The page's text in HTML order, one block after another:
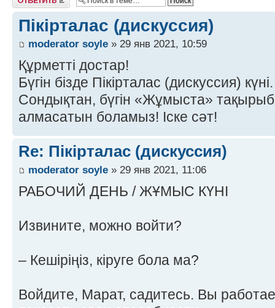
Пікірталас (дискуссия)
moderator soyle » 29 янв 2021, 10:59
Құрметті достар!
Бүгін бізде Пікірталас (дискуссия) күні.
Сондықтан, бүгін «Жұмыста»
алмасатын боламыз! Іске сәт!
Re: Пікірталас (дискуссия)
moderator soyle » 29 янв 2021, 11:06
РАБОЧИЙ ДЕНЬ / ЖҰМЫС КҮНІ
Извините, можно войти?
– Кешіріңіз, кіруге бола ма?
Войдите, Марат, садитесь. Вы